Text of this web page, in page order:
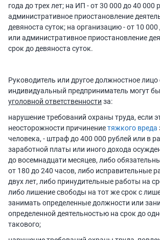
года до трех лет; на ИП - от 30 000 до 40 000
административное приостановление
девяноста суток; на организацию - от 10
или административное приостановление
срок до девяноста суток.
Руководитель или другое должностное лицо
индивидуальный предприниматель могут
уголовной ответственности за:
нарушение требований охраны труда, если
неосторожности причинениетяжкого вреда
человека, - штраф до 400 000 рублей или в
заработной платы или иного дохода
до восемнадцати месяцев, либо
от 180 до 240 часов, либо исправительные
двух лет, либо принудительные работы на
либо лишение свободы на тот же срок с
занимать определенные должности или
определенной деятельностью на срок до
такового;